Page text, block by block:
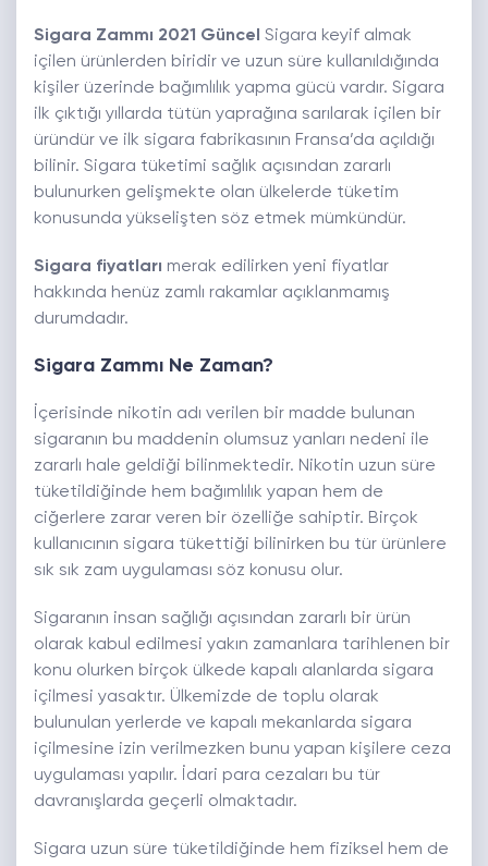
Sigara Zammı 2021 Güncel Sigara keyif almak
içilen ürünlerden biridir ve uzun süre kullanıldığında
kişiler üzerinde bağımlılık yapma gücü vardır. Sigara
ilk çıktığı yıllarda tütün yaprağına sarılarak içilen bir
üründür ve ilk sigara fabrikasının Fransa’da açıldığı
bilinir. Sigara tüketimi sağlık açısından zararlı
bulunurken gelişmekte olan ülkelerde tüketim
konusunda yükselişten söz etmek mümkündür.
Sigara fiyatları merak edilirken yeni fiyatlar
hakkında henüz zamlı rakamlar açıklanmamış
durumdadır.
Sigara Zammı Ne Zaman?
İçerisinde nikotin adı verilen bir madde bulunan
sigaranın bu maddenin olumsuz yanları nedeni ile
zararlı hale geldiği bilinmektedir. Nikotin uzun süre
tüketildiğinde hem bağımlılık yapan hem de
ciğerlere zarar veren bir özelliğe sahiptir. Birçok
kullanıcının sigara tükettiği bilinirken bu tür ürünlere
sık sık zam uygulaması söz konusu olur.
Sigaranın insan sağlığı açısından zararlı bir ürün
olarak kabul edilmesi yakın zamanlara tarihlenen bir
konu olurken birçok ülkede kapalı alanlarda sigara
içilmesi yasaktır. Ülkemizde de toplu olarak
bulunulan yerlerde ve kapalı mekanlarda sigara
içilmesine izin verilmezken bunu yapan kişilere ceza
uygulaması yapılır. İdari para cezaları bu tür
davranışlarda geçerli olmaktadır.
Sigara uzun süre tüketildiğinde hem fiziksel hem de